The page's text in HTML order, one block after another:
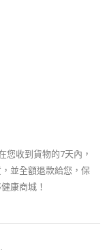
您收到貨物的7天內，
並全額退款給您，保
康商城！